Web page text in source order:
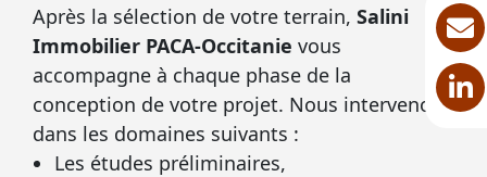
Après la sélection de votre terrain, Salini
Immobilier PACA-Occitanie vous
accompagne à chaque phase de la
conception de votre projet. Nous intervenons
dans les domaines suivants :
Les études préliminaires,